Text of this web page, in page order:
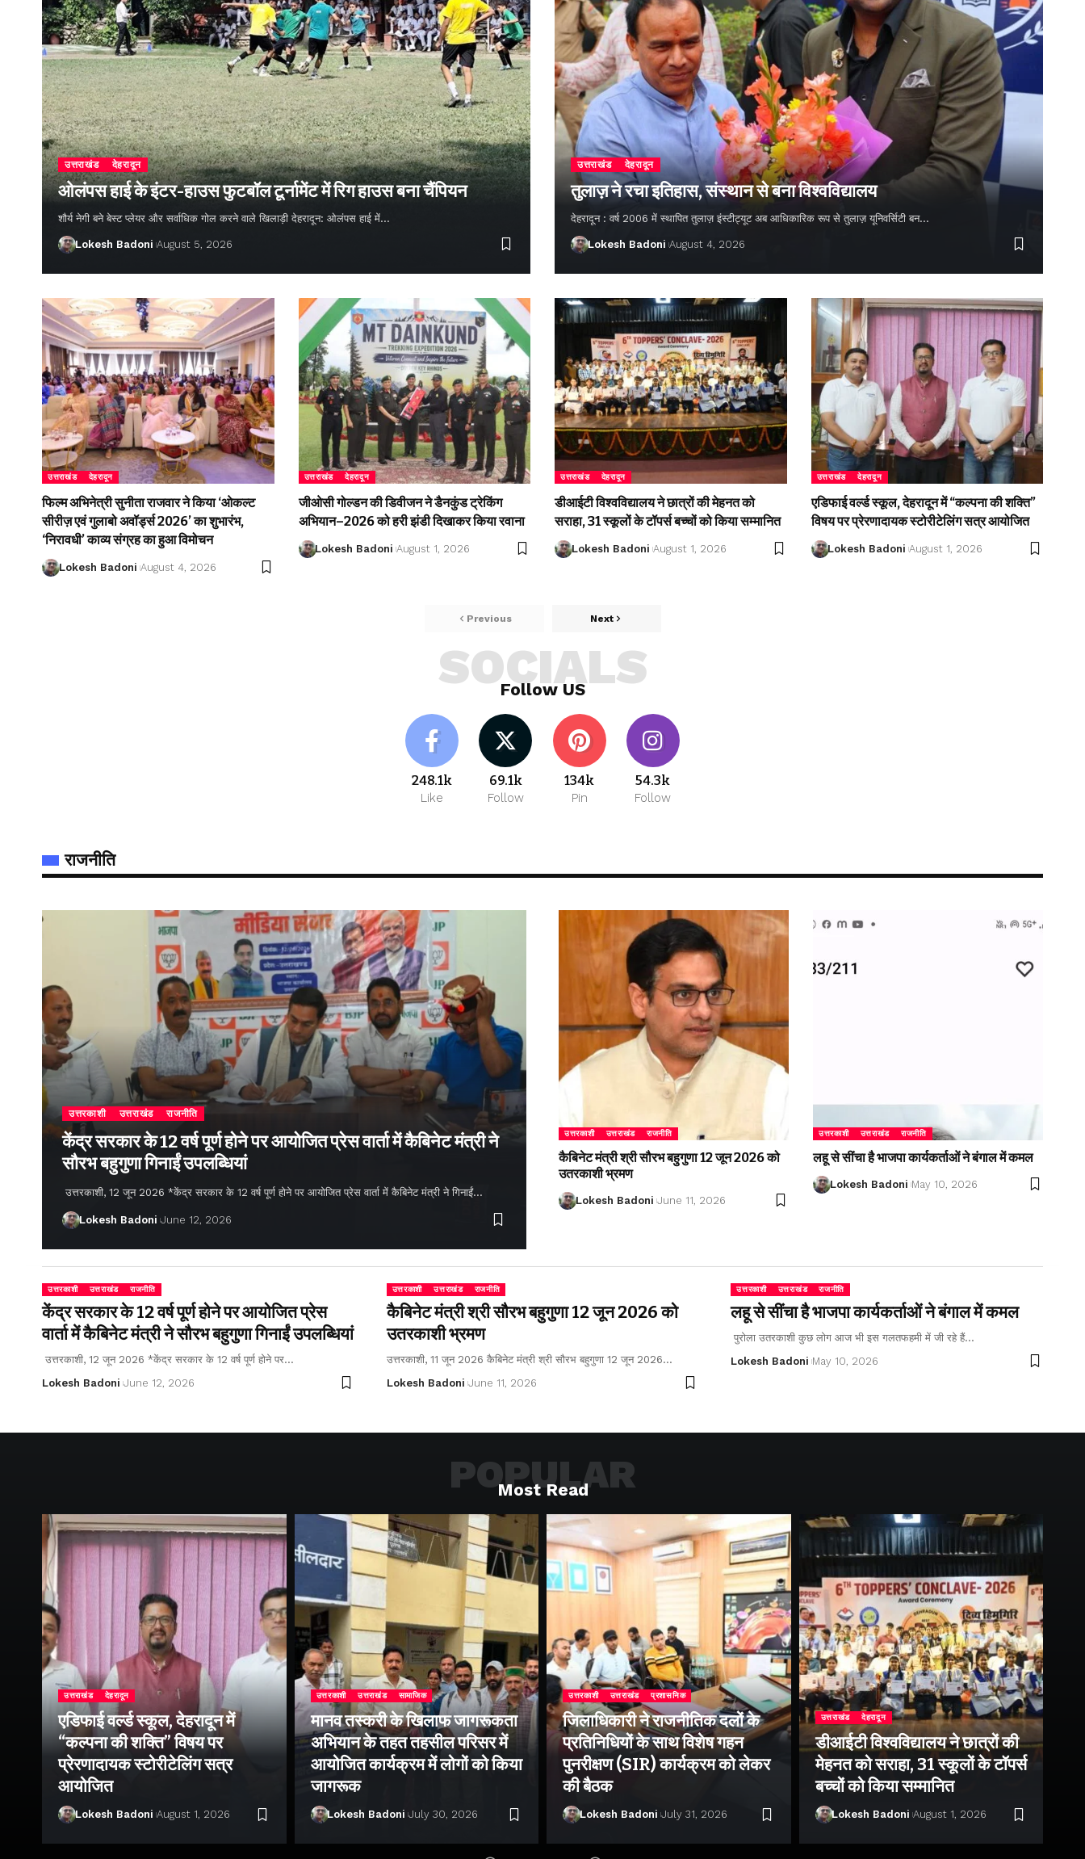
उत्तराखंड देहरादून
ओलंपस हाई के इंटर-हाउस फुटबॉल टूर्नामेंट में रिग हाउस बना चैंपियन
शौर्य नेगी बने बेस्ट प्लेयर और सर्वाधिक गोल करने वाले खिलाड़ी देहरादून: ओलंपस हाई में…
Lokesh Badoni August 5, 2026
उत्तराखंड देहरादून
तुलाज़ ने रचा इतिहास, संस्थान से बना विश्वविद्यालय
देहरादून : वर्ष 2006 में स्थापित तुलाज़ इंस्टीट्यूट अब आधिकारिक रूप से तुलाज़ यूनिवर्सिटी बन…
Lokesh Badoni August 4, 2026
उत्तराखंड देहरादून
फिल्म अभिनेत्री सुनीता राजवार ने किया ‘ओकल्ट
सीरीज़ एवं गुलाबो अवॉर्ड्स 2026’ का शुभारंभ,
‘निरावधी’ काव्य संग्रह का हुआ विमोचन
Lokesh Badoni August 4, 2026
उत्तराखंड देहरादून
जीओसी गोल्डन की डिवीजन ने डैनकुंड ट्रेकिंग
अभियान–2026 को हरी झंडी दिखाकर किया रवाना
Lokesh Badoni August 1, 2026
उत्तराखंड देहरादून
डीआईटी विश्वविद्यालय ने छात्रों की मेहनत को
सराहा, 31 स्कूलों के टॉपर्स बच्चों को किया सम्मानित
Lokesh Badoni August 1, 2026
उत्तराखंड देहरादून
एडिफाई वर्ल्ड स्कूल, देहरादून में “कल्पना की शक्ति”
विषय पर प्रेरणादायक स्टोरीटेलिंग सत्र आयोजित
Lokesh Badoni August 1, 2026
Previous Next
Follow US
SOCIALS
248.1k
Like
69.1k
Follow
134k
Pin
54.3k
Follow
राजनीति
उत्तरकाशी उत्तराखंड राजनीति
केंद्र सरकार के 12 वर्ष पूर्ण होने पर आयोजित प्रेस वार्ता में कैबिनेट मंत्री ने
सौरभ बहुगुणा गिनाईं उपलब्धियां
उत्तरकाशी, 12 जून 2026 *केंद्र सरकार के 12 वर्ष पूर्ण होने पर आयोजित प्रेस वार्ता में कैबिनेट मंत्री ने गिनाईं…
Lokesh Badoni June 12, 2026
उत्तरकाशी उत्तराखंड राजनीति
कैबिनेट मंत्री श्री सौरभ बहुगुणा 12 जून 2026 को
उतरकाशी भ्रमण
Lokesh Badoni June 11, 2026
उत्तरकाशी उत्तराखंड राजनीति
लहू से सींचा है भाजपा कार्यकर्ताओं ने बंगाल में कमल
Lokesh Badoni May 10, 2026
उत्तरकाशी उत्तराखंड राजनीति
केंद्र सरकार के 12 वर्ष पूर्ण होने पर आयोजित प्रेस
वार्ता में कैबिनेट मंत्री ने सौरभ बहुगुणा गिनाईं उपलब्धियां
उत्तरकाशी, 12 जून 2026 *केंद्र सरकार के 12 वर्ष पूर्ण होने पर…
Lokesh Badoni June 12, 2026
उत्तरकाशी उत्तराखंड राजनीति
कैबिनेट मंत्री श्री सौरभ बहुगुणा 12 जून 2026 को
उतरकाशी भ्रमण
उत्तरकाशी, 11 जून 2026 कैबिनेट मंत्री श्री सौरभ बहुगुणा 12 जून 2026…
Lokesh Badoni June 11, 2026
उत्तरकाशी उत्तराखंड राजनीति
लहू से सींचा है भाजपा कार्यकर्ताओं ने बंगाल में कमल
पुरोला उतरकाशी कुछ लोग आज भी इस गलतफहमी में जी रहे हैं…
Lokesh Badoni May 10, 2026
Most Read
POPULAR
उत्तराखंड देहरादून
एडिफाई वर्ल्ड स्कूल, देहरादून में
“कल्पना की शक्ति” विषय पर
प्रेरणादायक स्टोरीटेलिंग सत्र
आयोजित
Lokesh Badoni August 1, 2026
उत्तरकाशी उत्तराखंड सामाजिक
मानव तस्करी के खिलाफ जागरूकता
अभियान के तहत तहसील परिसर में
आयोजित कार्यक्रम में लोगों को किया
जागरूक
Lokesh Badoni July 30, 2026
उत्तरकाशी उत्तराखंड प्रशासनिक
जिलाधिकारी ने राजनीतिक दलों के
प्रतिनिधियों के साथ विशेष गहन
पुनरीक्षण (SIR) कार्यक्रम को लेकर
की बैठक
Lokesh Badoni July 31, 2026
उत्तराखंड देहरादून
डीआईटी विश्वविद्यालय ने छात्रों की
मेहनत को सराहा, 31 स्कूलों के टॉपर्स
बच्चों को किया सम्मानित
Lokesh Badoni August 1, 2026